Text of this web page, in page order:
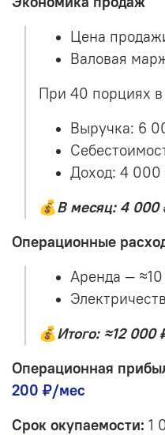
Цена
Валовая
При 40 порциях в
Выручка: 6
Доход: 4
💰В месяц: 4 000
Операционные
Аренда —
💰Итого: ≈12 000
Операционная
200 ₽/мес
Срок окупаемости: 1